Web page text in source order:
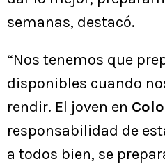
semanas, destacó.
“Nos tenemos que
disponibles cuando
rendir. El joven en
responsabilidad de
a todos bien, se